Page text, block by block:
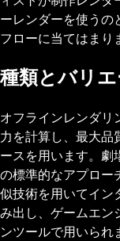
ーレンダーを使うの
フローに当てはまり
種類とバリ
オフラインレンダリ
力を計算し、最大品
ースを用います。劇
の標準的なアプロー
似技術を用いてイン
み出し、ゲームエン
ンツールで用いられ